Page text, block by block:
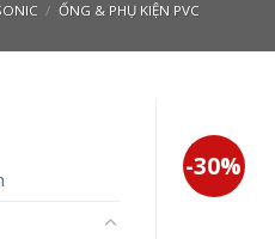
/ ỐNG & PHỤ KIỆN PVC
-30%